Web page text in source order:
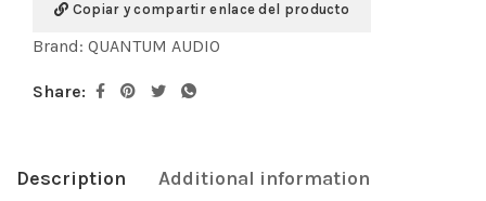
Copiar y compartir enlace del producto
Brand: QUANTUM AUDIO
Share:
Description Additional information